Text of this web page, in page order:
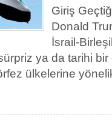
Giriş
Donald
İsrail-
ya da tarihi
ülkelerine